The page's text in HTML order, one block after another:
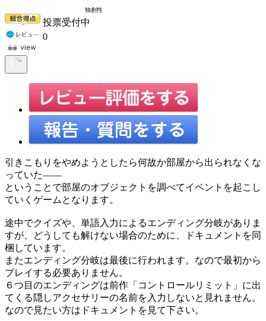
投票受付中
0
引きこもりをやめようとしたら何故か部屋から出られなくな
っていた――
ということで部屋のオブジェクトを調べてイベントを起こし
ていくゲームとなります。
途中でクイズや、単語入力によるエンディング分岐がありま
すが、どうしても解けない場合のために、ドキュメントを同
梱しています。
またエンディング分岐は最後に行われます。なので最初から
プレイする必要ありません。
６つ目のエンディングは前作「コントロールリミット」に出
てくる隠しアクセサリーの名前を入力しないと見れません。
なので見たい方はドキュメントを見て下さい。